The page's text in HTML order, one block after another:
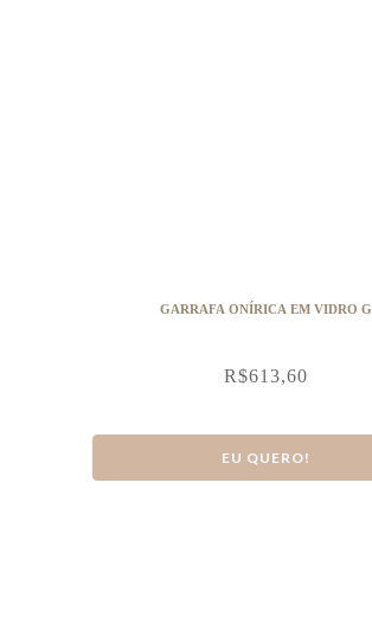
GARRAFA ONÍRICA EM VIDRO G
R$613,60
EU QUERO!